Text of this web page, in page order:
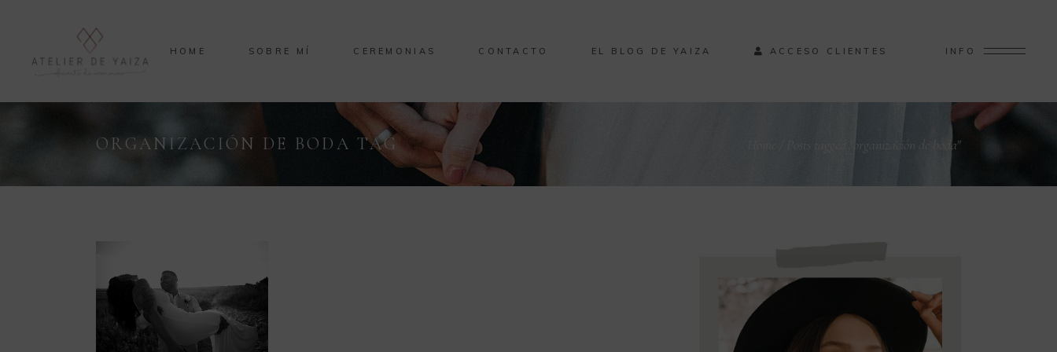
HOME SOBRE MÍ CEREMONIAS CONTACTO EL BLOG DE YAIZA ACCESO CLIENTES INFO
ORGANIZACIÓN DE BODA TAG Posts tagged "organización de boda"